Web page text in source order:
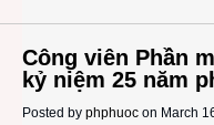
Công viên Phần
kỷ niệm 25 năm
Posted by phphuoc on March